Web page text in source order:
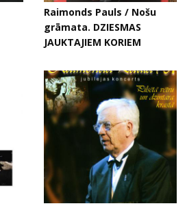
Raimonds Pauls / Nošu
grāmata. DZIESMAS
JAUKTAJIEM KORIEM